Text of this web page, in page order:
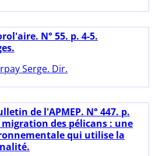
N° 55. p. 4-5.
Serge. Dir.
de l'APMEP. N° 447. p.
migration des pélicans : une
qui utilise la